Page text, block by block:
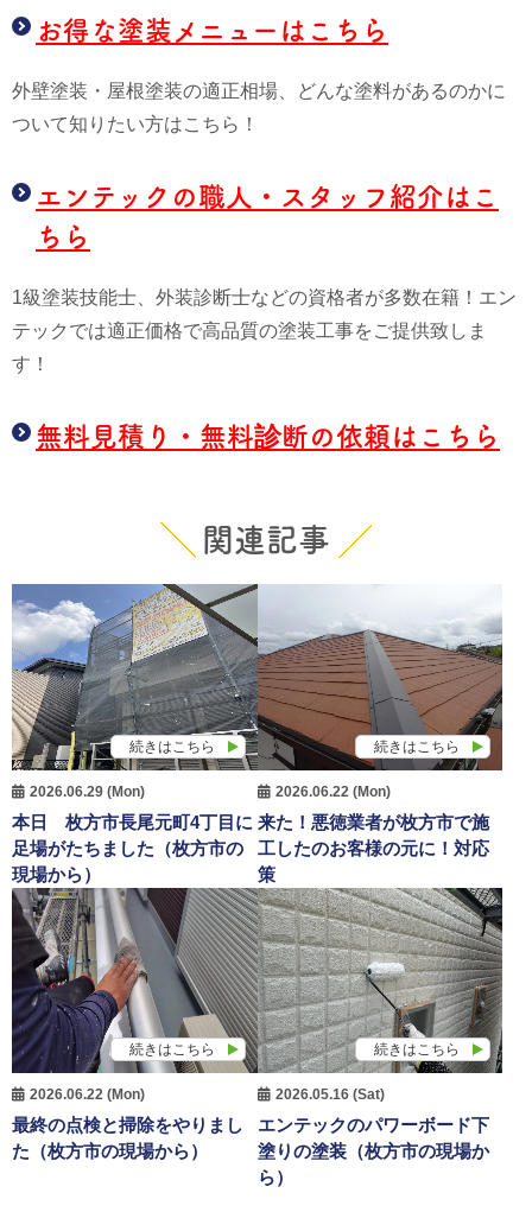
お得な塗装メニューはこちら
外壁塗装・屋根塗装の適正相場、どんな塗料があるのかに
ついて知りたい方はこちら！
エンテックの職人・スタッフ紹介はこ
ちら
1級塗装技能士、外装診断士などの資格者が多数在籍！エン
テックでは適正価格で高品質の塗装工事をご提供致しま
す！
無料見積り・無料診断の依頼はこちら
関連記事
続きはこちら
2026.06.29 (Mon)
本日 枚方市長尾元町4丁目に
足場がたちました（枚方市の
現場から）
続きはこちら
2026.06.22 (Mon)
来た！悪徳業者が枚方市で施
工したのお客様の元に！対応
策
続きはこちら
2026.06.22 (Mon)
最終の点検と掃除をやりまし
た（枚方市の現場から）
続きはこちら
2026.05.16 (Sat)
エンテックのパワーボード下
塗りの塗装（枚方市の現場か
ら）